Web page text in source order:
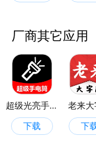
厂商其它应用
超级光亮手电筒
下载
老来大
下